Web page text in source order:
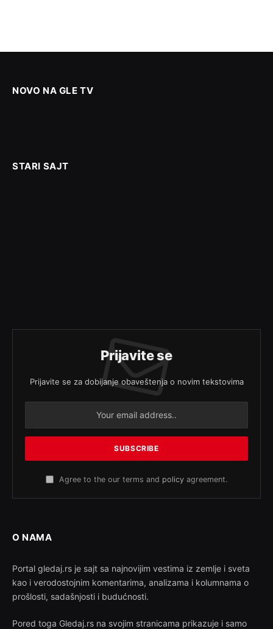
NOVO NA GLE TV
STARI SAJT
Prijavite se
Prijavite se za dobijanje obaveštenja o novim tekstovima
Agree to the our terms and policy agreement.
O NAMA
Portal gledaj.rs je sajt sa najnovijim vestima iz zemlje i sveta
kao i verodostojnim komentarima, analizama i kolumnama o
prošlosti, sadašnjosti i budućnosti.
Pored toga Gledaj.rs na svojim stranicama prikazuje i samo